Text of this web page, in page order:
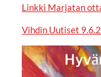
Linkki Marjatan
Vihdin Uutiset